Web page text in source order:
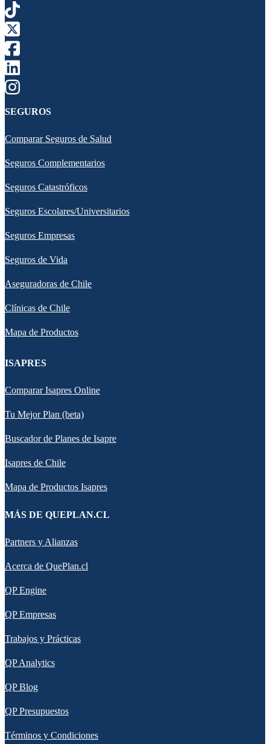
SEGUROS
Comparar Seguros de Salud
Seguros Complementarios
Seguros Catastróficos
Seguros Escolares/Universitarios
Seguros Empresas
Seguros de Vida
Aseguradoras de Chile
Clínicas de Chile
Mapa de Productos
ISAPRES
Comparar Isapres Online
Tu Mejor Plan (beta)
Buscador de Planes de Isapre
Isapres de Chile
Mapa de Productos Isapres
MÁS DE QUEPLAN.CL
Partners y Alianzas
Acerca de QuePlan.cl
QP Engine
QP Empresas
Trabajos y Prácticas
QP Analytics
QP Blog
QP Presupuestos
Términos y Condiciones